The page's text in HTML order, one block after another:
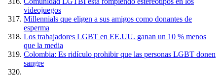
videojuegos
Millennials que eligen a sus amigos como donantes de
esperma
Los trabajadores LGBT en EE.UU. ganan un 10 % menos
que la media
Colombia: Es ridículo prohibir que las personas LGBT donen
sangre